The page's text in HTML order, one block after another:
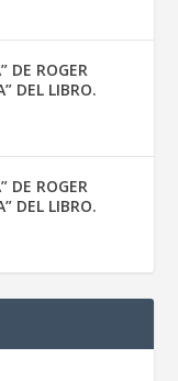
DE ROGER
DEL LIBRO.
DE ROGER
DEL LIBRO.